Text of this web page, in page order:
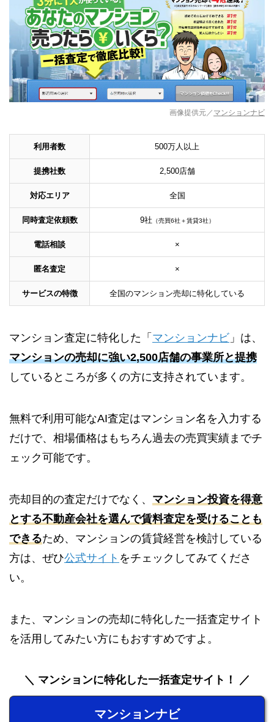
画像提供元／ マンションナビ
利用者数 500万人以上
提携社数 2,500店舗
対応エリア 全国
同時査定依頼数 9社 （売買6社＋賃貸3社）
電話相談 ×
匿名査定 ×
サービスの特徴 全国のマンション売却に特化している
マンション査定に特化した「 マンションナビ 」は、
マンションの売却に強い2,500店舗の事業所と提携
しているところが多くの方に支持されています。
無料で利用可能なAI査定はマンション名を入力する
だけで、相場価格はもちろん過去の売買実績までチ
ェック可能です。
売却目的の査定だけでなく、 マンション投資を得意
とする不動産会社を選んで賃料査定を受けることも
できるため、マンションの賃貸経営を検討している
方は、ぜひ公式サイト をチェックしてみてくださ
い。
また、マンションの売却に特化した一括査定サイト
を活用してみたい方にもおすすめですよ。
マンションに特化した一括査定サイト！
マンションナビ